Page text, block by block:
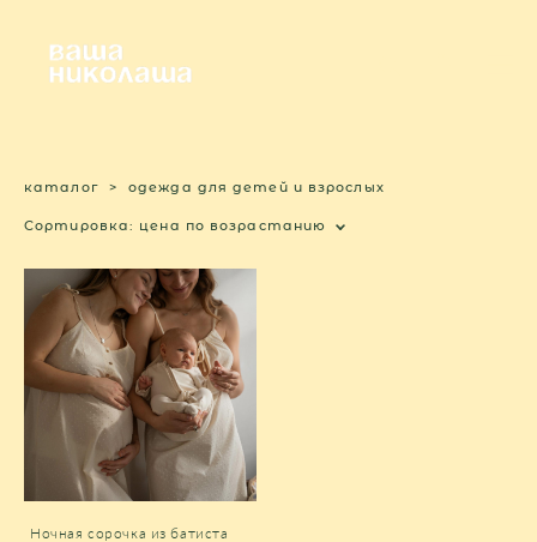
каталог > одежда для детей и взрослых
Сортировка: цена по возрастанию
Ночная сорочка из батиста